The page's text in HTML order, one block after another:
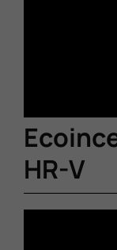
HR-V